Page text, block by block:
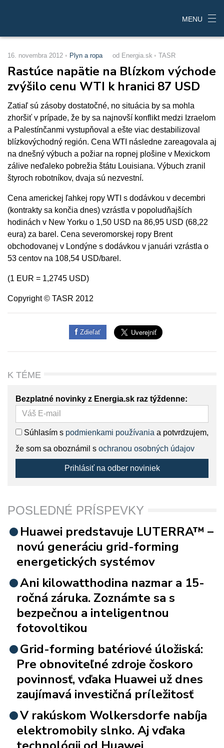
MENU
16. novembra 2012 Plyn a ropa od Energia.sk TASR
Rastúce napätie na Blízkom východe
zvýšilo cenu WTI k hranici 87 USD
Zatiaľ sú zásoby dostatočné, no situácia by sa mohla
zhoršiť v prípade, že by sa najnovší konflikt medzi Izraelom
a Palestínčanmi vystupňoval a ešte viac destabilizoval
blízkovýchodný región. Cena WTI následne zareagovala aj
na dnešný výbuch a požiar na ropnej plošine v Mexickom
zálive neďaleko pobrežia štátu Louisiana. Výbuch zranil
štyroch robotníkov, dvaja sú nezvestní.
Cena americkej ľahkej ropy WTI s dodávkou v decembri
(kontrakty sa končia dnes) vzrástla v popoludňajších
hodinách v New Yorku o 1,50 USD na 86,95 USD (68,22
eura) za barel. Cena severomorskej ropy Brent
obchodovanej v Londýne s dodávkou v januári vzrástla o
53 centov na 108,54 USD/barel.
(1 EUR = 1,2745 USD)
Copyright © TASR 2012
Zdieľať
K TÉME
Bezplatné novinky z Energia.sk raz týždenne:
Súhlasím s podmienkami používania a potvrdzujem,
že som sa oboznámil s ochranou osobných údajov
Prihlásiť na odber noviniek
POSLEDNÉ PRÍSPEVKY
Huawei predstavuje LUTERRA™ –
novú generáciu grid-forming
energetických systémov
Ani kilowatthodina nazmar a 15-
ročná záruka. Zoznámte sa s
bezpečnou a inteligentnou
fotovoltikou
Grid-forming batériové úložiská:
Pre obnoviteľné zdroje čoskoro
povinnosť, vďaka Huawei už dnes
zaujímavá investičná príležitosť
V rakúskom Wolkersdorfe nabíja
elektromobily slnko. Aj vďaka